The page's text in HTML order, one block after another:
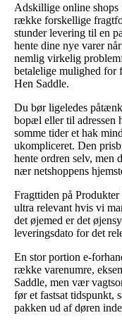
Adskillige online shops
række forskellige
stunder levering til en
hente dine nye varer
nemlig virkelig
betalelige mulighed for
Hen Saddle.
Du bør ligeledes
bopæl eller til adressen
somme tider et hak
ukompliceret. Den
hente ordren selv, men
nær netshoppens
Fragttiden på
ultra relevant hvis vi
det øjemed er det
leveringsdato for det
En stor portion e-
række varenumre,
Saddle, men vær
før et fastsat tidspunkt,
pakken ud af døren